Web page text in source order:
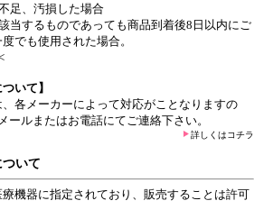
足、汚損した場合
当するものであっても商品到着後8日以内にご
でも使用された場合。
いて】
各メーカーによって対応がことなりますの
ルまたはお電話にてご連絡下さい。
詳しくはコチラ
いて
機器に指定されており、販売することは許可